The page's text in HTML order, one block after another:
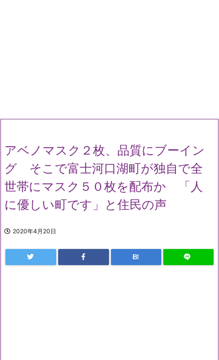
アベノマスク２枚、品質にブーイン
グ そこで富士河口湖町が独自で全
世帯にマスク５０枚を配布か 「人
に優しい町です」と住民の声
2020年4月20日
B!